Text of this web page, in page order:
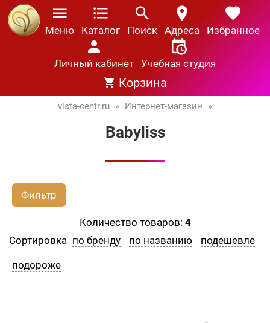
Меню Каталог Поиск Адреса Избранное
Личный кабинет Учебная студия
Корзина
vista-centr.ru » Интернет-магазин »
Babyliss
Фильтр
Количество товаров: 4
Сортировка по бренду по названию подешевле
подороже